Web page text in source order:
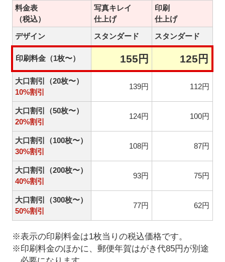
料金表
（税込）
写真キレイ
仕上げ
印刷
仕上げ
デザイン
スタンダード スタンダード
印刷料金（1枚〜） 155円 125円
大口割引（20枚〜）
10%割引
139円 112円
大口割引（50枚〜）
20%割引
124円 100円
大口割引（100枚〜）
30%割引
108円 87円
大口割引（200枚〜）
40%割引
93円 75円
大口割引（300枚〜）
50%割引
77円 62円
※表示の印刷料金は1枚当りの税込価格です。
※印刷料金のほかに、郵便年賀はがき代85円が別途